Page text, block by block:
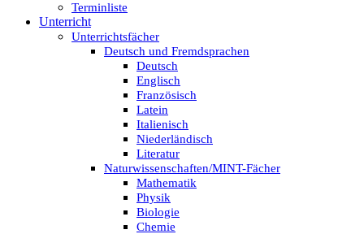
Terminliste
Unterricht
Unterrichtsfächer
Deutsch und Fremdsprachen
Deutsch
Englisch
Französisch
Latein
Italienisch
Niederländisch
Literatur
Naturwissenschaften/MINT-Fächer
Mathematik
Physik
Biologie
Chemie